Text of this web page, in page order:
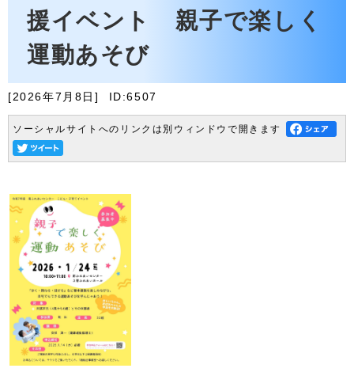
援イベント 親子で楽しく
運動あそび
[2026年7月8日] ID:6507
ソーシャルサイトへのリンクは別ウィンドウで開きます